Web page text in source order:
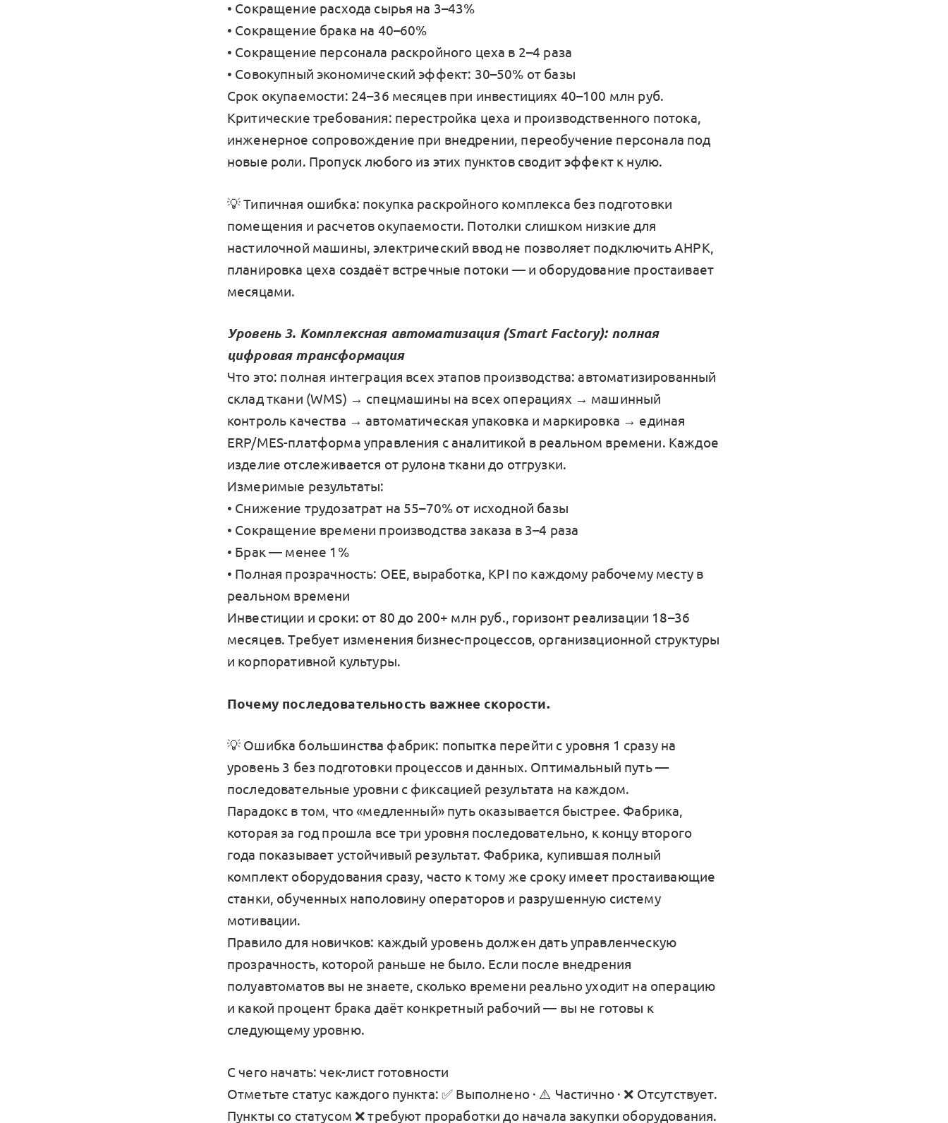
• Сокращение расхода сырья на 3–43%
• Сокращение брака на 40–60%
• Сокращение персонала раскройного цеха в 2–4 раза
• Совокупный экономический эффект: 30–50% от базы
Срок окупаемости: 24–36 месяцев при инвестициях 40–100 млн руб.
Критические требования: перестройка цеха и производственного потока,
инженерное сопровождение при внедрении, переобучение персонала под
новые роли. Пропуск любого из этих пунктов сводит эффект к нулю.
💡 Типичная ошибка: покупка раскройного комплекса без подготовки
помещения и расчетов окупаемости. Потолки слишком низкие для
настилочной машины, электрический ввод не позволяет подключить АНРК,
планировка цеха создаёт встречные потоки — и оборудование простаивает
месяцами.
Уровень 3. Комплексная автоматизация (Smart Factory): полная
цифровая трансформация
Что это: полная интеграция всех этапов производства: автоматизированный
склад ткани (WMS) → спецмашины на всех операциях → машинный
контроль качества → автоматическая упаковка и маркировка → единая
ERP/MES-платформа управления с аналитикой в реальном времени. Каждое
изделие отслеживается от рулона ткани до отгрузки.
Измеримые результаты:
• Снижение трудозатрат на 55–70% от исходной базы
• Сокращение времени производства заказа в 3–4 раза
• Брак — менее 1%
• Полная прозрачность: OEE, выработка, KPI по каждому рабочему месту в
реальном времени
Инвестиции и сроки: от 80 до 200+ млн руб., горизонт реализации 18–36
месяцев. Требует изменения бизнес-процессов, организационной структуры
и корпоративной культуры.
Почему последовательность важнее скорости.
💡 Ошибка большинства фабрик: попытка перейти с уровня 1 сразу на
уровень 3 без подготовки процессов и данных. Оптимальный путь —
последовательные уровни с фиксацией результата на каждом.
Парадокс в том, что «медленный» путь оказывается быстрее. Фабрика,
которая за год прошла все три уровня последовательно, к концу второго
года показывает устойчивый результат. Фабрика, купившая полный
комплект оборудования сразу, часто к тому же сроку имеет простаивающие
станки, обученных наполовину операторов и разрушенную систему
мотивации.
Правило для новичков: каждый уровень должен дать управленческую
прозрачность, которой раньше не было. Если после внедрения
полуавтоматов вы не знаете, сколько времени реально уходит на операцию
и какой процент брака даёт конкретный рабочий — вы не готовы к
следующему уровню.
С чего начать: чек-лист готовности
Отметьте статус каждого пункта: ✅ Выполнено · ⚠️ Частично · ❌ Отсутствует.
Пункты со статусом ❌ требуют проработки до начала закупки оборудования.